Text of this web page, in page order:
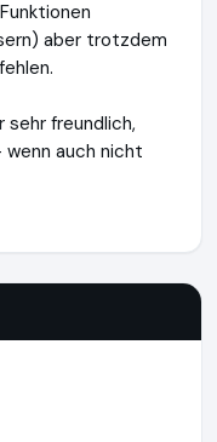
aber trotzdem
sehr freundlich,
auch nicht